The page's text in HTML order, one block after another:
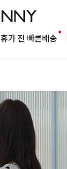
휴가 전 빠른배송